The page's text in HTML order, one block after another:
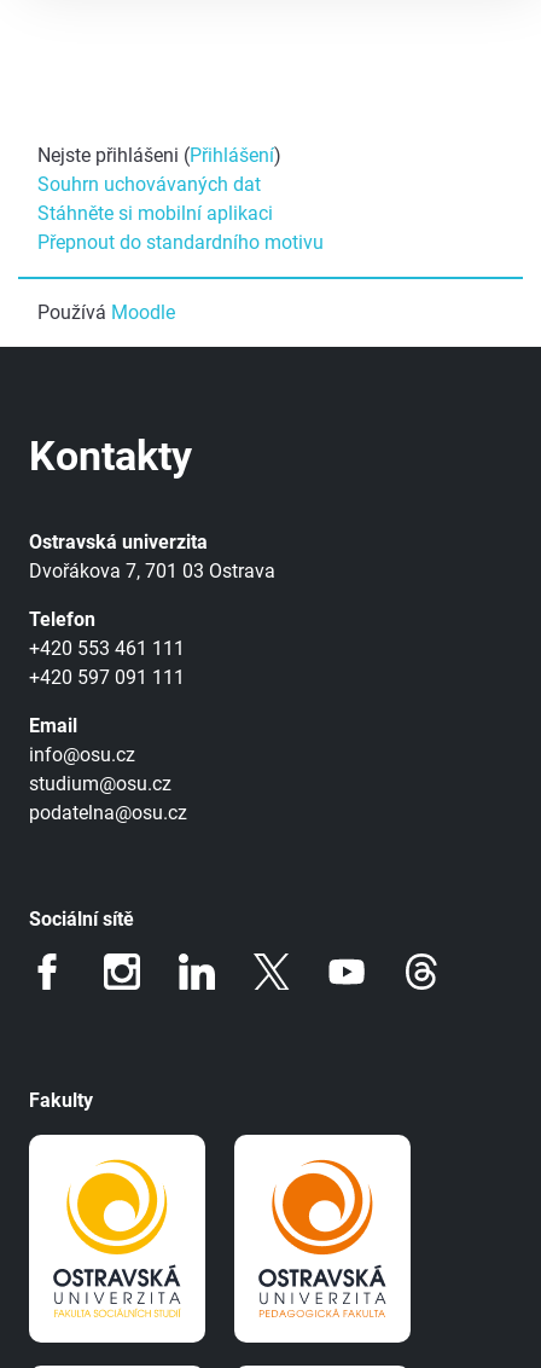
Nejste přihlášeni (Přihlášení)
Souhrn uchovávaných dat
Stáhněte si mobilní aplikaci
Přepnout do standardního motivu
Používá Moodle
Kontakty
Ostravská univerzita
Dvořákova 7, 701 03 Ostrava
Telefon
+420 553 461 111
+420 597 091 111
Email
info@osu.cz
studium@osu.cz
podatelna@osu.cz
Sociální sítě
Fakulty